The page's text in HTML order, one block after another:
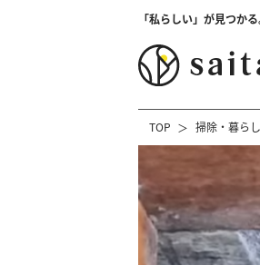
「私らしい」が見つか
TOP 掃除・暮らし